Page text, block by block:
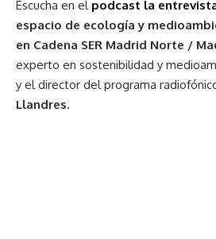
Escucha en el podcast la
espacio de ecología y
en Cadena SER Madrid Norte /
experto en sostenibilidad y
y el director del programa
Llandres.